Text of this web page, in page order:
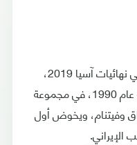
ويشارك المنتخب الوطني اليمني في نهائيات آسيا 2019،
لأول مرة منذ تحقيق الوحدة اليمنية عام 1990، في مجموعة
وفيتنام، ويخوض أول
الإيراني.